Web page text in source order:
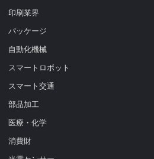
印刷業界
パッケージ
自動化機械
スマートロボット
スマート交通
部品加工
医療・化学
消費財